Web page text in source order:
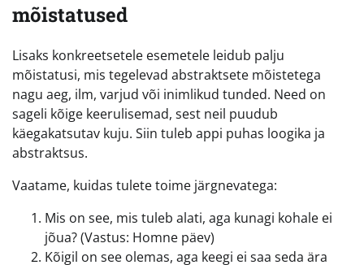
mõistatused
Lisaks konkreetsetele esemetele leidub palju
mõistatusi, mis tegelevad abstraktsete mõistetega
nagu aeg, ilm, varjud või inimlikud tunded. Need on
sageli kõige keerulisemad, sest neil puudub
käegakatsutav kuju. Siin tuleb appi puhas loogika ja
abstraktsus.
Vaatame, kuidas tulete toime järgnevatega:
Mis on see, mis tuleb alati, aga kunagi kohale ei
jõua? (Vastus: Homne päev)
Kõigil on see olemas, aga keegi ei saa seda ära